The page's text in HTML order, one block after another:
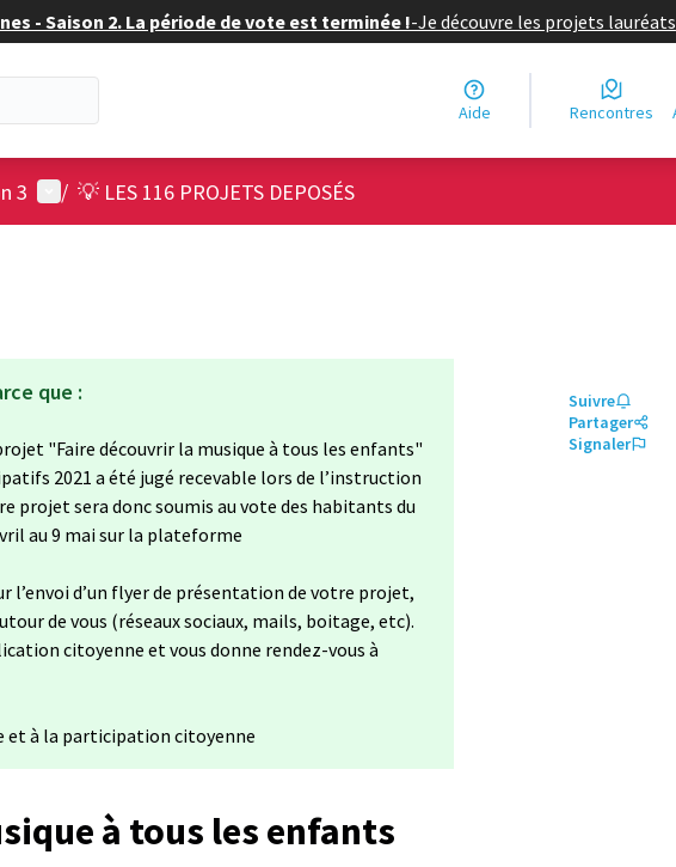
- Saison 2. La période de vote est terminée !-Je découvre les projets lauréats
Aide Rencontres
3 Menu utilisateur
/ 💡 LES 116 PROJETS DEPOSÉS
que :
"Faire découvrir la musique à tous les enfants"
2021 a été jugé recevable lors de l’instruction
projet sera donc soumis au vote des habitants du
au 9 mai sur la plateforme
un nouvel onglet)
l’envoi d’un flyer de présentation de votre projet,
de vous (réseaux sociaux, mails, boitage, etc).
citoyenne et vous donne rendez-vous à
et à la participation citoyenne
à tous les enfants
Suivre
Partager
Signaler